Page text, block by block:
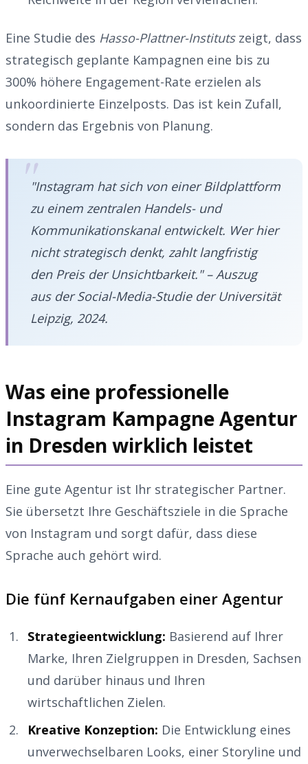
Eine Studie des Hasso-Plattner-Institutszeigt, dass
strategisch geplante Kampagnen eine bis zu
300% höhere Engagement-Rate erzielen als
unkoordinierte Einzelposts. Das ist kein Zufall,
sondern das Ergebnis von Planung.
"Instagram hat sich von einer Bildplattform
zu einem zentralen Handels- und
Kommunikationskanal entwickelt. Wer hier
nicht strategisch denkt, zahlt langfristig
den Preis der Unsichtbarkeit." – Auszug
aus der Social-Media-Studie der Universität
Leipzig, 2024.
Was eine professionelle
Instagram Kampagne Agentur
in Dresden wirklich leistet
Eine gute Agentur ist Ihr strategischer Partner.
Sie übersetzt Ihre Geschäftsziele in die Sprache
von Instagram und sorgt dafür, dass diese
Sprache auch gehört wird.
Die fünf Kernaufgaben einer Agentur
Strategieentwicklung: Basierend auf Ihrer
Marke, Ihren Zielgruppen in Dresden, Sachsen
und darüber hinaus und Ihren
wirtschaftlichen Zielen.
Kreative Konzeption: Die Entwicklung eines
unverwechselbaren Looks, einer Storyline und